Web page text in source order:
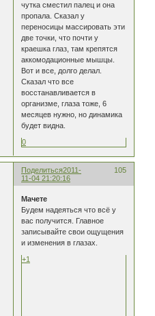
чутка сместил палец и она
пропала. Сказал у
переносицы массировать эти
две точки, что почти у
краешка глаз, там крепятся
аккомодационные мышцы.
Вот и все, долго делал.
Сказал что все
восстанавливается в
организме, глаза тоже, 6
месяцев нужно, но динамика
будет видна.
0
Поделиться 105
2011-
11-04 21:20:16
Мачете
Будем надеяться что всё у
вас получится. Главное
записывайте свои ощущения
и изменения в глазах.
+1